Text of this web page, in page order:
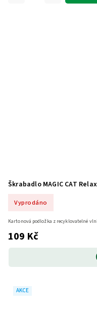
Škrabadlo MAGIC CAT
Vyprodáno
109 Kč
Kartonová podložka z recyklovatelné
AKCE